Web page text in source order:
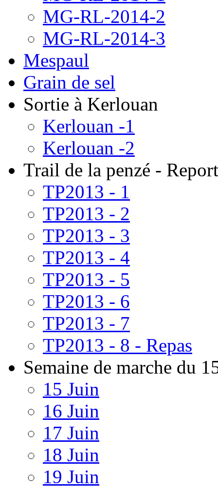
MG-RL-2014-2
MG-RL-2014-3
Mespaul
Grain de sel
Sortie à Kerlouan
Kerlouan -1
Kerlouan -2
Trail de la penzé -
TP2013 - 1
TP2013 - 2
TP2013 - 3
TP2013 - 4
TP2013 - 5
TP2013 - 6
TP2013 - 7
TP2013 - 8 - Repas
Semaine de marche du
15 Juin
16 Juin
17 Juin
18 Juin
19 Juin